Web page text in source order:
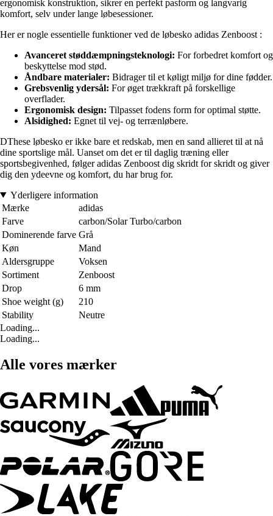
ergonomisk konstruktion, sikrer en perfekt pasform og langvarig
komfort, selv under lange løbesessioner.
Her er nogle essentielle funktioner ved de løbesko adidas Zenboost :
Avanceret støddæmpningsteknologi: For forbedret komfort og
beskyttelse mod stød.
Åndbare materialer: Bidrager til et køligt miljø for dine fødder.
Grebsvenlig ydersål: For øget trækkraft på forskellige
overflader.
Ergonomisk design: Tilpasset fodens form for optimal støtte.
Alsidighed: Egnet til vej- og terrænløbere.
DThese løbesko er ikke bare et redskab, men en sand allieret til at nå
dine sportslige mål. Uanset om det er til daglig træning eller
sportsbegivenhed, følger adidas Zenboost dig skridt for skridt og giver
dig den ydeevne og komfort, du har brug for.
Yderligere information
Mærke
adidas
Farve
carbon/Solar Turbo/carbon
Dominerende farve Grå
Køn
Mand
Aldersgruppe
Voksen
Sortiment
Zenboost
Drop
6 mm
Shoe weight (g)
210
Stability
Neutre
Loading...
Loading...
Alle vores mærker